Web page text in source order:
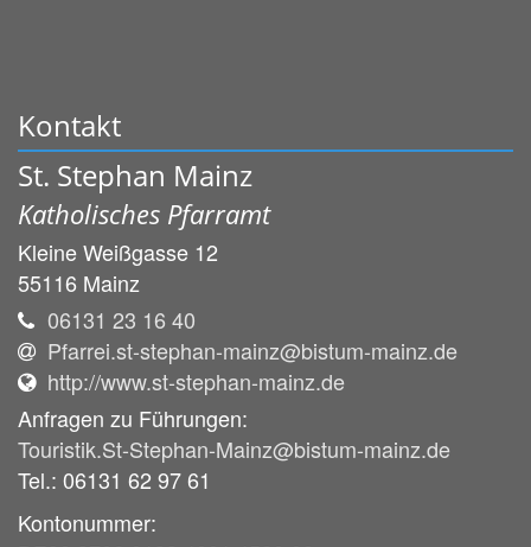
Kontakt
St. Stephan Mainz
Katholisches Pfarramt
Kleine Weißgasse 12
55116 Mainz
06131 23 16 40
Pfarrei.st-stephan-mainz@bistum-mainz.de
http://www.st-stephan-mainz.de
Anfragen zu Führungen:
Touristik.St-Stephan-Mainz@bistum-mainz.de
Tel.: 06131 62 97 61
Kontonummer: